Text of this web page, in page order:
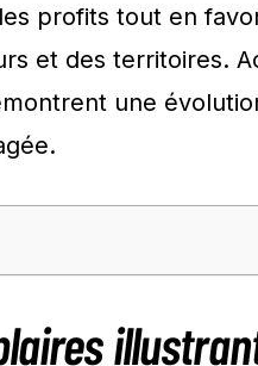
profits tout en
et des territoires.
une